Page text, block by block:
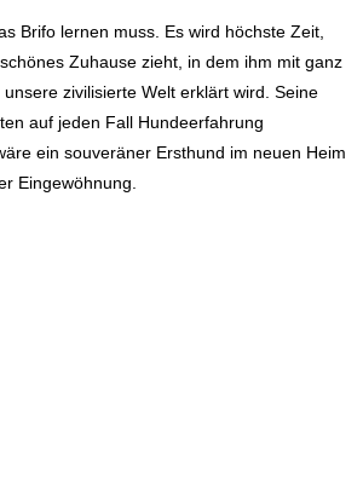
Brifo lernen muss. Es wird höchste Zeit,
Zuhause zieht, in dem ihm mit ganz
zivilisierte Welt erklärt wird. Seine
auf jeden Fall Hundeerfahrung
ein souveräner Ersthund im neuen Heim
Eingewöhnung.